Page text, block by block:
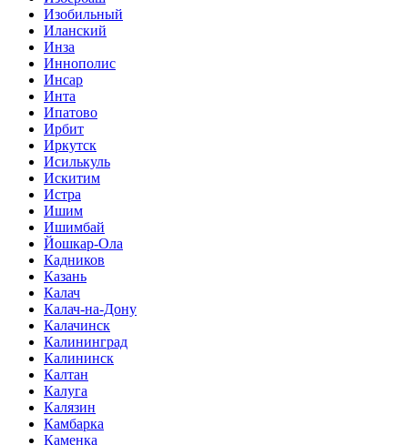
Изобильный
Иланский
Инза
Иннополис
Инсар
Инта
Ипатово
Ирбит
Иркутск
Исилькуль
Искитим
Истра
Ишим
Ишимбай
Йошкар-Ола
Кадников
Казань
Калач
Калач-на-Дону
Калачинск
Калининград
Калининск
Калтан
Калуга
Калязин
Камбарка
Каменка